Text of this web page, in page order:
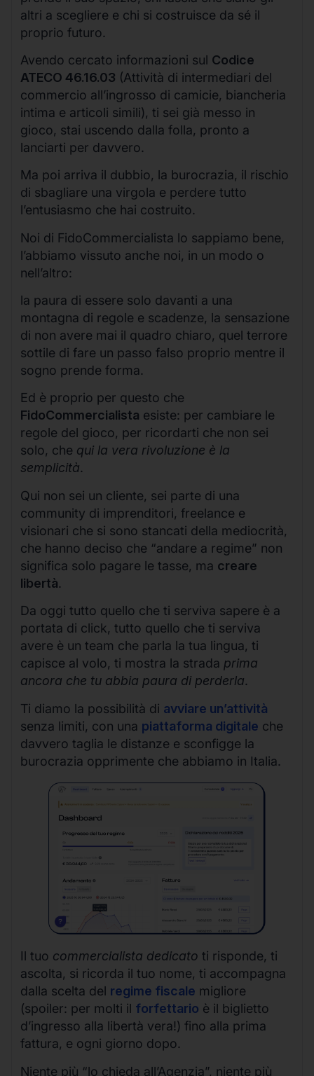
altri a scegliere e chi si costruisce da sé il
proprio futuro.
Avendo cercato informazioni sul Codice
ATECO 46.16.03 (Attività di intermediari del
commercio all’ingrosso di camicie, biancheria
intima e articoli simili), ti sei già messo in
gioco, stai uscendo dalla folla, pronto a
lanciarti per davvero.
Ma poi arriva il dubbio, la burocrazia, il rischio
di sbagliare una virgola e perdere tutto
l’entusiasmo che hai costruito.
Noi di FidoCommercialista lo sappiamo bene,
l’abbiamo vissuto anche noi, in un modo o
nell’altro:
la paura di essere solo davanti a una
montagna di regole e scadenze, la sensazione
di non avere mai il quadro chiaro, quel terrore
sottile di fare un passo falso proprio mentre il
sogno prende forma.
Ed è proprio per questo che
FidoCommercialista esiste: per cambiare le
regole del gioco, per ricordarti che non sei
solo, che qui la vera rivoluzione è la
semplicità.
Qui non sei un cliente, sei parte di una
community di imprenditori, freelance e
visionari che si sono stancati della mediocrità,
che hanno deciso che “andare a regime” non
significa solo pagare le tasse, ma creare
libertà.
Da oggi tutto quello che ti serviva sapere è a
portata di click, tutto quello che ti serviva
avere è un team che parla la tua lingua, ti
capisce al volo, ti mostra la strada prima
ancora che tu abbia paura di perderla.
Ti diamo la possibilità di avviare un’attività
senza limiti, con una piattaforma digitale che
davvero taglia le distanze e sconfigge la
burocrazia opprimente che abbiamo in Italia.
Il tuo commercialista dedicato ti risponde, ti
ascolta, si ricorda il tuo nome, ti accompagna
dalla scelta del regime fiscale migliore
(spoiler: per molti il forfettario è il biglietto
d’ingresso alla libertà vera!) fino alla prima
fattura, e ogni giorno dopo.
Niente più “lo chieda all’Agenzia”, niente più